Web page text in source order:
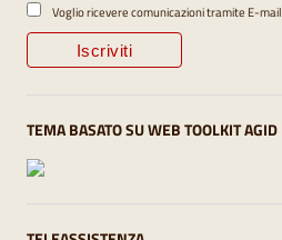
Voglio ricevere comunicazioni tramite E-mail
TEMA BASATO SU WEB TOOLKIT AGID